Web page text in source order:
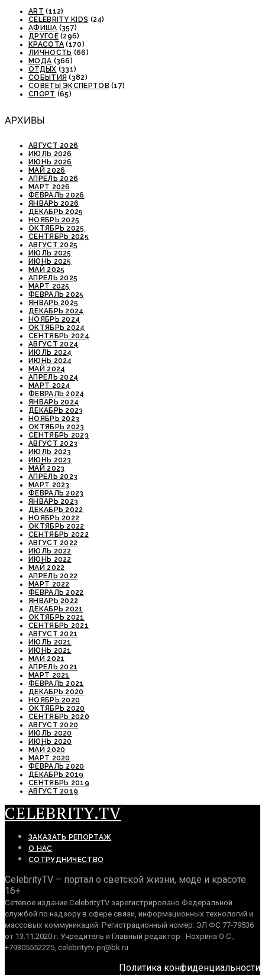
ART (112)
CELEBRITY KIDS (24)
АФИША (357)
ДРУГОЕ(296)
КРАСОТА (170)
ЛИЧНОСТЬ (66)
МОДА (366)
ОТДЫХ (331)
СОБЫТИЯ (382)
СОВЕТЫ ЭКСПЕРТОВ (17)
СПОРТ (65)
АРХИВЫ
АВГУСТ 2026
ИЮЛЬ 2026
ИЮНЬ 2026
МАЙ 2026
АПРЕЛЬ 2026
МАРТ 2026
ФЕВРАЛЬ 2026
ЯНВАРЬ 2026
ДЕКАБРЬ 2025
НОЯБРЬ 2025
ОКТЯБРЬ 2025
СЕНТЯБРЬ 2025
АВГУСТ 2025
ИЮЛЬ 2025
ИЮНЬ 2025
МАЙ 2025
АПРЕЛЬ 2025
МАРТ 2025
ФЕВРАЛЬ 2025
ЯНВАРЬ 2025
ДЕКАБРЬ 2024
НОЯБРЬ 2024
ОКТЯБРЬ 2024
СЕНТЯБРЬ 2024
АВГУСТ 2024
ИЮЛЬ 2024
ИЮНЬ 2024
МАЙ 2024
АПРЕЛЬ 2024
МАРТ 2024
ФЕВРАЛЬ 2024
ЯНВАРЬ 2024
ДЕКАБРЬ 2023
НОЯБРЬ 2023
ОКТЯБРЬ 2023
СЕНТЯБРЬ 2023
АВГУСТ 2023
ИЮЛЬ 2023
ИЮНЬ 2023
МАЙ 2023
АПРЕЛЬ 2023
МАРТ 2023
ФЕВРАЛЬ 2023
ЯНВАРЬ 2023
ДЕКАБРЬ 2022
НОЯБРЬ 2022
ОКТЯБРЬ 2022
СЕНТЯБРЬ 2022
АВГУСТ 2022
ИЮЛЬ 2022
ИЮНЬ 2022
МАЙ 2022
АПРЕЛЬ 2022
МАРТ 2022
ФЕВРАЛЬ 2022
ЯНВАРЬ 2022
ДЕКАБРЬ 2021
ОКТЯБРЬ 2021
СЕНТЯБРЬ 2021
АВГУСТ 2021
ИЮЛЬ 2021
ИЮНЬ 2021
МАЙ 2021
АПРЕЛЬ 2021
МАРТ 2021
ФЕВРАЛЬ 2021
ДЕКАБРЬ 2020
НОЯБРЬ 2020
ОКТЯБРЬ 2020
СЕНТЯБРЬ 2020
АВГУСТ 2020
ИЮЛЬ 2020
ИЮНЬ 2020
МАЙ 2020
МАРТ 2020
ФЕВРАЛЬ 2020
ДЕКАБРЬ 2019
СЕНТЯБРЬ 2019
АВГУСТ 2019
CELEBRITY.TV
ЗАКАЗАТЬ РЕПОРТАЖ
О НАС
СОТРУДНИЧЕСТВО
CelebrityTV – портал о светской жизни, моде и красоте.
16+
Сетевое издание CelebrityTV зарегистрировано Федеральной
службой по надзору в сфере связи, информационных технологий и
массовых коммуникаций. Регистрационный номер: ЭЛ ФС 77-79536
от 13.11.2020 г. Учредитель и Главный редактор : Нохрина О.С.,
+79305552225, celebritytv-pr@bk.ru
Политика конфиденциальности